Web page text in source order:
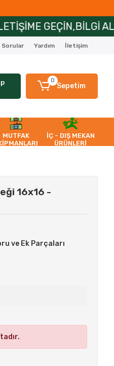
ALIN!
Sorular Yardım İletişim
0
Sepetim
MUTFAK
İÇ - DIŞ MEKAN
ÜRÜNLERİ
16x16 -
ve Ek Parçaları